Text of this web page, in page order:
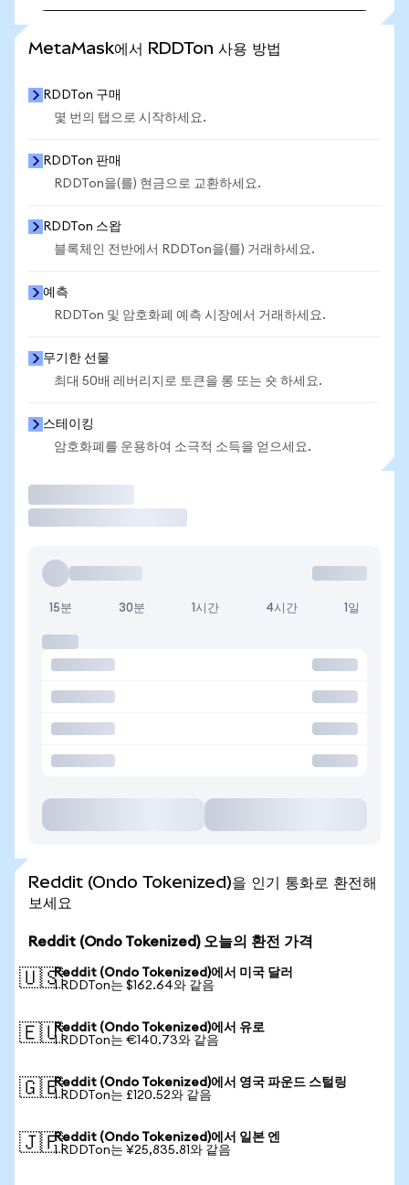
MetaMask에서 RDDTon 사용 방법
RDDTon 구매
몇 번의 탭으로 시작하세요.
RDDTon 판매
RDDTon을(를) 현금으로 교환하세요.
RDDTon 스왑
블록체인 전반에서 RDDTon을(를) 거래하세요.
예측
RDDTon 및 암호화폐 예측 시장에서 거래하세요.
무기한 선물
최대 50배 레버리지로 토큰을 롱 또는 숏 하세요.
스테이킹
암호화폐를 운용하여 소극적 소득을 얻으세요.
15분 30분 1시간 4시간 1일
Reddit (Ondo Tokenized)을 인기 통화로 환전해
보세요
Reddit (Ondo Tokenized) 오늘의 환전 가격
🇺🇸Reddit (Ondo Tokenized)에서 미국 달러
1 RDDTon는 $162.64와 같음
🇪🇺Reddit (Ondo Tokenized)에서 유로
1 RDDTon는 €140.73와 같음
🇬🇧Reddit (Ondo Tokenized)에서 영국 파운드 스털링
1 RDDTon는 £120.52와 같음
🇯🇵Reddit (Ondo Tokenized)에서 일본 엔
1 RDDTon는 ¥25,835.81와 같음